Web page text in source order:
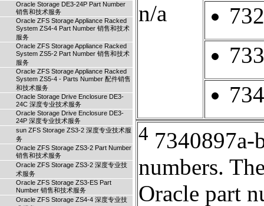
Oracle Storage DE3-24P Part Number
销售和技术服务
Oracle ZFS Storage Appliance Racked
System ZS4-4 Part Number 销售和技术
服务
Oracle ZFS Storage Appliance Racked
System ZS5-2 Part Number 销售和技术
服务
Oracle ZFS Storage Appliance Racked
System ZS5-4 - Parts Number 配件销售
和技术服务
Oracle Storage Drive Enclosure DE3-
24C 深度专业技术服务
Oracle Storage Drive Enclosure DE3-
24P 深度专业技术服务
sun ZFS Storage ZS3-2 深度专业技术服
务
Oracle ZFS Storage ZS3-2 Part Number
销售和技术服务
Oracle ZFS Storage ZS3-2 深度专业技
术服务
Oracle ZFS Storage ZS3-ES Part
Number 销售和技术服务
Oracle ZFS Storage ZS4-4 深度专业技
n/a
4 7340897a-
numbers.
Oracle part